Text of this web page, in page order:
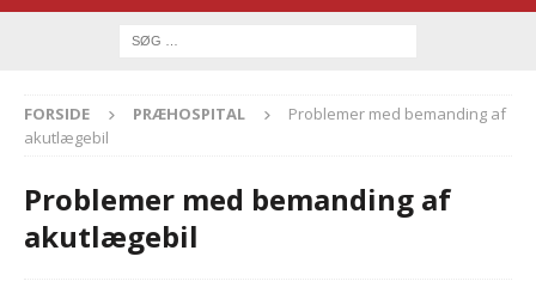
FORSIDE PRÆHOSPITAL
Problemer med bemanding af
akutlægebil
Problemer med bemanding af
akutlægebil